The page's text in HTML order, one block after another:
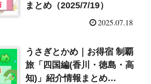
まとめ（2025/7/19）
2025.07.18
うさぎとかめ｜お得宿 制覇
旅「四国編(香川・徳島・高
知)」紹介情報まとめ